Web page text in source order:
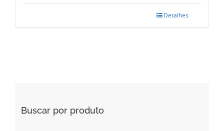
Detalhes
Buscar por produto